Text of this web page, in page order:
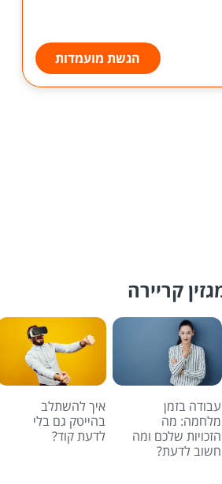
הגשת מועמדות
קריירה
עבודה בזמן
מלחמה: מה
הזכויות שלכם ומה
חשוב לדעת?
איך להשתלב
בהייטק גם בלי
לדעת קוד?